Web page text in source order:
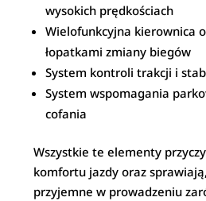
wysokich prędkościach
Wielofunkcyjna kierownica
łopatkami zmiany biegów
System kontroli trakcji i
System wspomagania
cofania
Wszystkie te elementy
komfortu jazdy oraz
przyjemne w prowadzeniu